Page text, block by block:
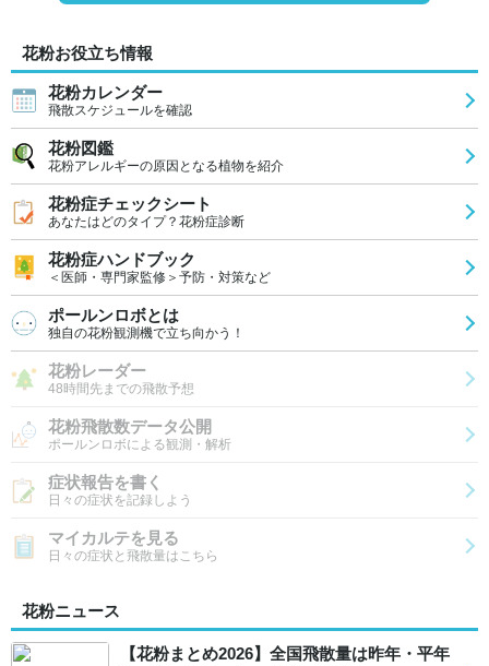
花粉お役立ち情報
花粉カレンダー
飛散スケジュールを確認
花粉図鑑
花粉アレルギーの原因となる植物を紹介
花粉症チェックシート
あなたはどのタイプ？花粉症診断
花粉症ハンドブック
＜医師・専門家監修＞予防・対策など
ポールンロボとは
独自の花粉観測機で立ち向かう！
花粉レーダー
48時間先までの飛散予想
花粉飛散数データ公開
ポールンロボによる観測・解析
症状報告を書く
日々の症状を記録しよう
マイカルテを見る
日々の症状と飛散量はこちら
花粉ニュース
【花粉まとめ2026】全国飛散量は昨年・平年